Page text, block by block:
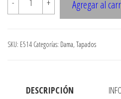
-
TAPADO
GLOBO
APLICACIONES
+ Agregar al
SKU: E514 Categorías: Dama, Tapados
DESCRIPCIÓN